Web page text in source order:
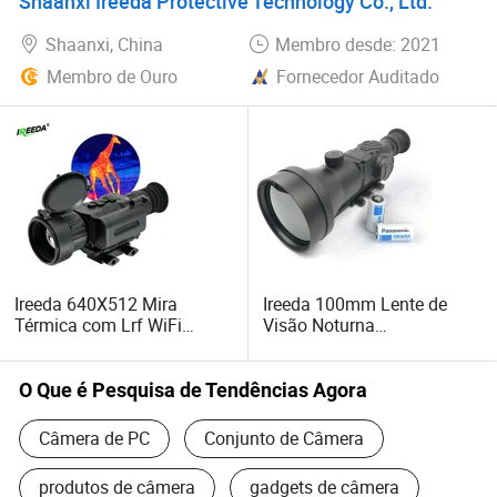
Entre em contato conosco hoje para saber mais sobre os
nossos serviços e como podemos ajudá-lo a alcançar
suas metas com soluções de imagem térmica de precisão.
Shaanxi, China
Membro desde: 2021
Membro de Ouro
Fornecedor Auditado
Ireeda 640X512 Mira
Térmica com Lrf WiFi
Térmico Portátil
Ireeda 100mm Lente de
Visão Noturna
Monocular de Imagem
Térmica
O Que é Pesquisa de Tendências Agora
Câmera de PC Conjunto de Câmera
produtos de câmera gadgets de câmera